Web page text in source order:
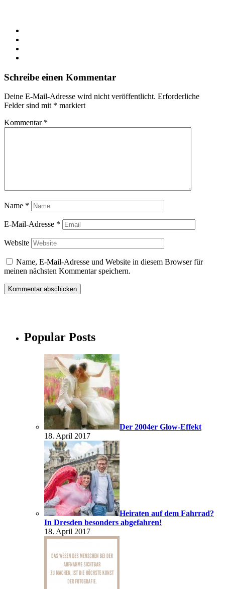
Schreibe einen Kommentar
Deine E-Mail-Adresse wird nicht veröffentlicht. Erforderliche
Felder sind mit * markiert
Kommentar *
Name *
E-Mail-Adresse *
Website
Name, E-Mail-Adresse und Website in diesem Browser für
meinen nächsten Kommentar speichern.
Popular Posts
Der 2004er Glow-Effekt
18. April 2017
Heiraten auf dem Fahrrad?
In Dresden besonders abgefahren!
18. April 2017